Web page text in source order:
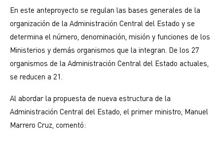
En este anteproyecto se regulan las bases generales de la
organización de la Administración Central del Estado y se
determina el número, denominación, misión y funciones de los
Ministerios y demás organismos que la integran. De los 27
organismos de la Administración Central del Estado actuales,
se reducen a 21.
Al abordar la propuesta de nueva estructura de la
Administración Central del Estado, el primer ministro, Manuel
Marrero Cruz, comentó: